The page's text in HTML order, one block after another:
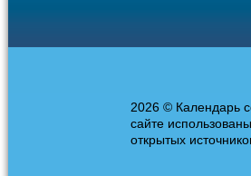
2026 © Календарь
сайте
открытых